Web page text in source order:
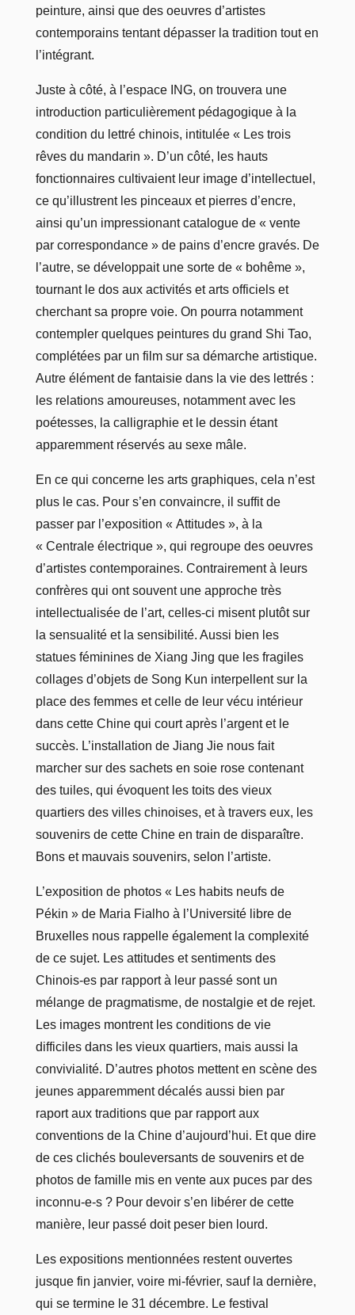
peinture, ainsi que des oeuvres d’artistes
contemporains tentant dépasser la tradition tout en
l’intégrant.
Juste à côté, à l’espace ING, on trouvera une
introduction particulièrement pédagogique à la
condition du lettré chinois, intitulée « Les trois
rêves du mandarin ». D’un côté, les hauts
fonctionnaires cultivaient leur image d’intellectuel,
ce qu’illustrent les pinceaux et pierres d’encre,
ainsi qu’un impressionant catalogue de « vente
par correspondance » de pains d’encre gravés. De
l’autre, se développait une sorte de « bohême »,
tournant le dos aux activités et arts officiels et
cherchant sa propre voie. On pourra notamment
contempler quelques peintures du grand Shi Tao,
complétées par un film sur sa démarche artistique.
Autre élément de fantaisie dans la vie des lettrés :
les relations amoureuses, notamment avec les
poétesses, la calligraphie et le dessin étant
apparemment réservés au sexe mâle.
En ce qui concerne les arts graphiques, cela n’est
plus le cas. Pour s’en convaincre, il suffit de
passer par l’exposition « Attitudes », à la
« Centrale électrique », qui regroupe des oeuvres
d’artistes contemporaines. Contrairement à leurs
confrères qui ont souvent une approche très
intellectualisée de l’art, celles-ci misent plutôt sur
la sensualité et la sensibilité. Aussi bien les
statues féminines de Xiang Jing que les fragiles
collages d’objets de Song Kun interpellent sur la
place des femmes et celle de leur vécu intérieur
dans cette Chine qui court après l’argent et le
succès. L’installation de Jiang Jie nous fait
marcher sur des sachets en soie rose contenant
des tuiles, qui évoquent les toits des vieux
quartiers des villes chinoises, et à travers eux, les
souvenirs de cette Chine en train de disparaître.
Bons et mauvais souvenirs, selon l’artiste.
L’exposition de photos « Les habits neufs de
Pékin » de Maria Fialho à l’Université libre de
Bruxelles nous rappelle également la complexité
de ce sujet. Les attitudes et sentiments des
Chinois-es par rapport à leur passé sont un
mélange de pragmatisme, de nostalgie et de rejet.
Les images montrent les conditions de vie
difficiles dans les vieux quartiers, mais aussi la
convivialité. D’autres photos mettent en scène des
jeunes apparemment décalés aussi bien par
raport aux traditions que par rapport aux
conventions de la Chine d’aujourd’hui. Et que dire
de ces clichés bouleversants de souvenirs et de
photos de famille mis en vente aux puces par des
inconnu-e-s ? Pour devoir s’en libérer de cette
manière, leur passé doit peser bien lourd.
Les expositions mentionnées restent ouvertes
jusque fin janvier, voire mi-février, sauf la dernière,
qui se termine le 31 décembre. Le festival